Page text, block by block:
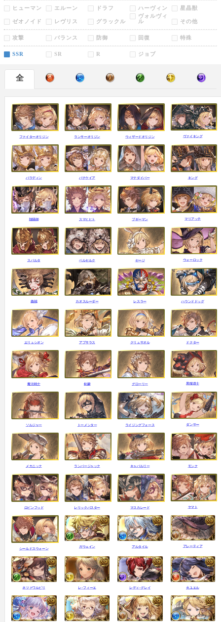
ヒューマン エルーン ドラフ ハーヴィン 星晶獣
ゼオノイド レヴリス グラックル
ヴォルヴィ
ル
その他
攻撃 バランス 防御 回復 特殊
SSR SR R ジョブ
全
ファイターオリジン ランサーオリジン ウィザードオリジン ヴァイキング
パラディン パナケイア マナダイバー キング
陰陽師 スマヒヒト ブギーマン マリアッチ
スパルタ ベルセルク セージ ウォーロック
義賊 カオスルーダー レスラー ハウンドドッグ
エリュシオン アプサラス クリュサオル ドクター
魔法戦士 剣豪 グローリー 黒猫道士
ソルジャー トーメンター ライジングフォース ダンサー
メカニック ランバージャック キャバルリー モンク
ロビンフッド レリックバスター マスカレード ヤマト
シールドスウォーン
ガウェイン アルタイル アレーティア
ネツァワルピリ レ･フィーエ レディ･グレイ 火ユエル